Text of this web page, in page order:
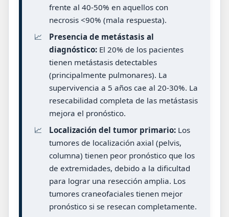
frente al 40-50% en aquellos con
necrosis <90% (mala respuesta).
📈
Presencia de metástasis al
diagnóstico:El 20% de los pacientes
tienen metástasis detectables
(principalmente pulmonares). La
supervivencia a 5 años cae al 20-30%. La
resecabilidad completa de las metástasis
mejora el pronóstico.
📈
Localización del tumor primario:Los
tumores de localización axial (pelvis,
columna) tienen peor pronóstico que los
de extremidades, debido a la dificultad
para lograr una resección amplia. Los
tumores craneofaciales tienen mejor
pronóstico si se resecan completamente.